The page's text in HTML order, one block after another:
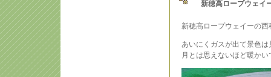
新穂高ロープウェイ
新穂高ロープウェイーの
あいにくガスが出て景色
月とは思えないほど暖かい